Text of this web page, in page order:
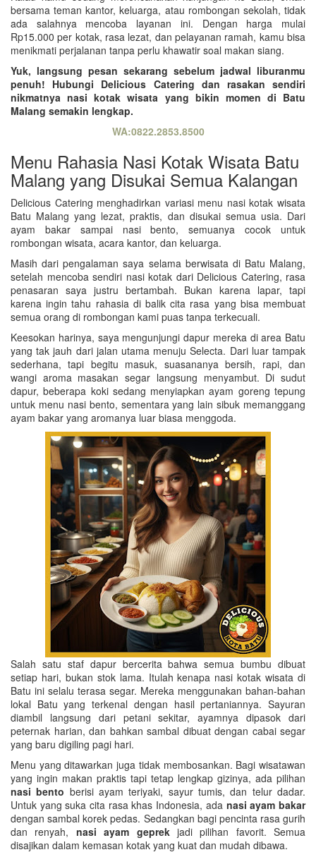
bersama teman kantor, keluarga, atau rombongan sekolah, tidak
ada salahnya mencoba layanan ini. Dengan harga mulai
Rp15.000 per kotak, rasa lezat, dan pelayanan ramah, kamu bisa
menikmati perjalanan tanpa perlu khawatir soal makan siang.
Yuk, langsung pesan sekarang sebelum jadwal liburanmu
penuh! Hubungi Delicious Catering dan rasakan sendiri
nikmatnya nasi kotak wisata yang bikin momen di Batu
Malang semakin lengkap.
WA:0822.2853.8500
Menu Rahasia Nasi Kotak Wisata Batu
Malang yang Disukai Semua Kalangan
Delicious Catering menghadirkan variasi menu nasi kotak wisata
Batu Malang yang lezat, praktis, dan disukai semua usia. Dari
ayam bakar sampai nasi bento, semuanya cocok untuk
rombongan wisata, acara kantor, dan keluarga.
Masih dari pengalaman saya selama berwisata di Batu Malang,
setelah mencoba sendiri nasi kotak dari Delicious Catering, rasa
penasaran saya justru bertambah. Bukan karena lapar, tapi
karena ingin tahu rahasia di balik cita rasa yang bisa membuat
semua orang di rombongan kami puas tanpa terkecuali.
Keesokan harinya, saya mengunjungi dapur mereka di area Batu
yang tak jauh dari jalan utama menuju Selecta. Dari luar tampak
sederhana, tapi begitu masuk, suasananya bersih, rapi, dan
wangi aroma masakan segar langsung menyambut. Di sudut
dapur, beberapa koki sedang menyiapkan ayam goreng tepung
untuk menu nasi bento, sementara yang lain sibuk memanggang
ayam bakar yang aromanya luar biasa menggoda.
Salah satu staf dapur bercerita bahwa semua bumbu dibuat
setiap hari, bukan stok lama. Itulah kenapa nasi kotak wisata di
Batu ini selalu terasa segar. Mereka menggunakan bahan-bahan
lokal Batu yang terkenal dengan hasil pertaniannya. Sayuran
diambil langsung dari petani sekitar, ayamnya dipasok dari
peternak harian, dan bahkan sambal dibuat dengan cabai segar
yang baru digiling pagi hari.
Menu yang ditawarkan juga tidak membosankan. Bagi wisatawan
yang ingin makan praktis tapi tetap lengkap gizinya, ada pilihan
nasi bento berisi ayam teriyaki, sayur tumis, dan telur dadar.
Untuk yang suka cita rasa khas Indonesia, ada nasi ayam bakar
dengan sambal korek pedas. Sedangkan bagi pencinta rasa gurih
dan renyah, nasi ayam geprekjadi pilihan favorit. Semua
disajikan dalam kemasan kotak yang kuat dan mudah dibawa.